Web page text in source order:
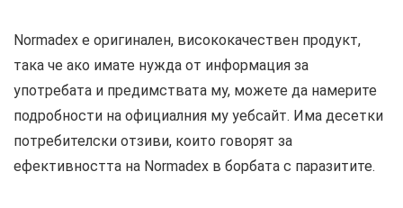
Normadex е оригинален, висококачествен продукт,
така че ако имате нужда от информация за
употребата и предимствата му, можете да намерите
подробности на официалния му уебсайт. Има десетки
потребителски отзиви, които говорят за
ефективността на Normadex в борбата с паразитите.